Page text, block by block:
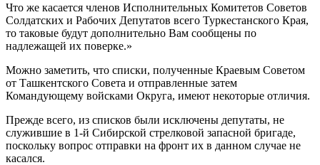
Что же касается членов Исполнительных Комитетов Советов
Солдатских и Рабочих Депутатов всего Туркестанского Края,
то таковые будут дополнительно Вам сообщены по
надлежащей их поверке.»
Можно заметить, что списки, полученные Краевым Советом
от Ташкентского Совета и отправленные затем
Командующему войсками Округа, имеют некоторые отличия.
Прежде всего, из списков были исключены депутаты, не
служившие в 1-й Сибирской стрелковой запасной бригаде,
поскольку вопрос отправки на фронт их в данном случае не
касался.